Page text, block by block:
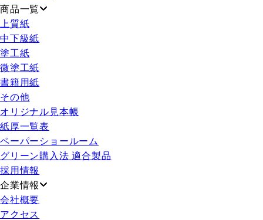
商品一覧
上質紙
中下級紙
塗工紙
微塗工紙
書籍用紙
その他
オリジナル見本帳
紙厚一覧表
ペーパーショールーム
グリーン購入法 適合製品
採用情報
企業情報
会社概要
アクセス